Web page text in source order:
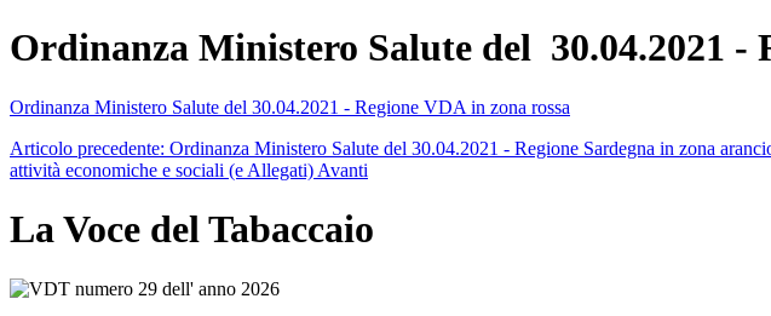
Ordinanza Ministero Salute del 30.04.2021 -
Ordinanza Ministero Salute del 30.04.2021 - Regione VDA in zona rossa
Articolo precedente: Ordinanza Ministero Salute del 30.04.2021 - Regione Sardegna in zona
attività economiche e sociali (e Allegati) Avanti
La Voce del Tabaccaio